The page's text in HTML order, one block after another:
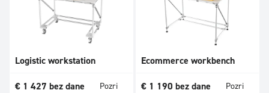
Logistic workstation
€ 1 427 bez dane Pozri
Ecommerce workbench
€ 1 190 bez dane Pozri